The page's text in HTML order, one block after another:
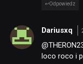
Odpowiedz
Dariusxq
loco roco i